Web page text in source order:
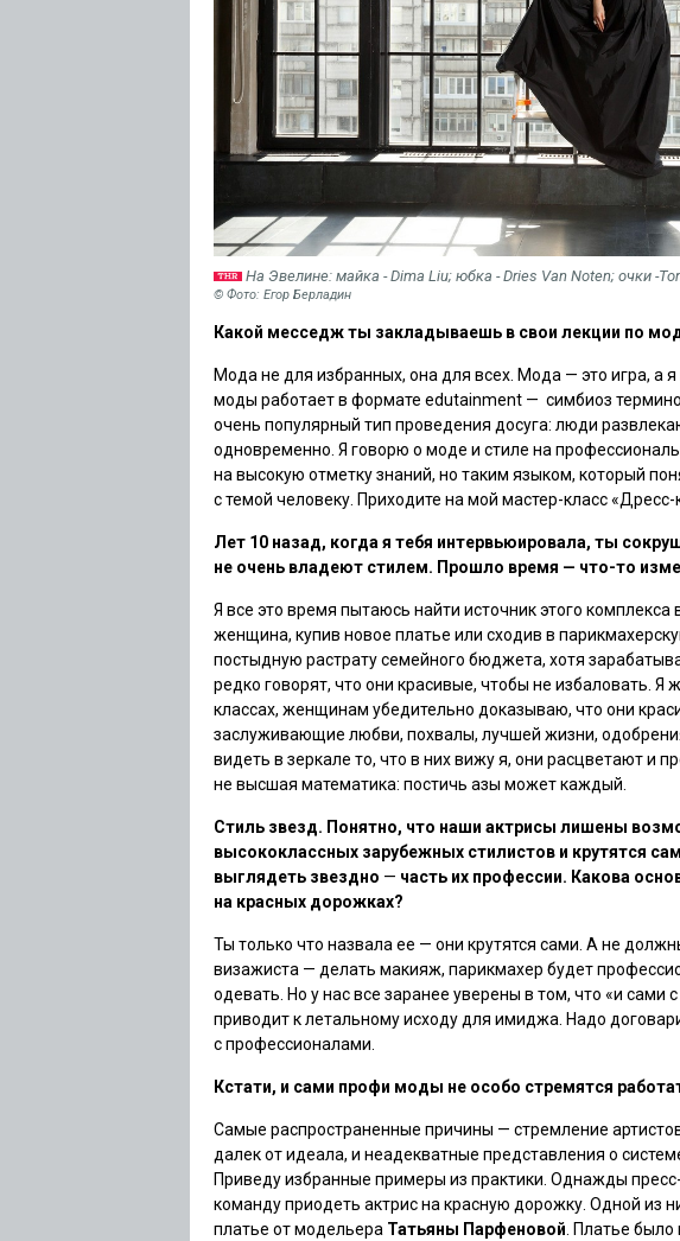
На Эвелине: майка - Dima Liu; юбка - Dries Van Noten; очки -
© Фото: Егор Берладин
Какой месседж ты закладываешь в свои лекции по
Мода не для избранных, она для всех. Мода — это игра, а
моды работает в формате edutainment — симбиоз
очень популярный тип проведения досуга: люди
одновременно. Я говорю о моде и стиле на
на высокую отметку знаний, но таким языком, который
с темой человеку. Приходите на мой мастер-класс
Лет 10 назад, когда я тебя интервьюировала, ты
не очень владеют стилем. Прошло время — что-то
Я все это время пытаюсь найти источник этого
женщина, купив новое платье или сходив в
постыдную растрату семейного бюджета, хотя
редко говорят, что они красивые, чтобы не избаловать. Я
классах, женщинам убедительно доказываю, что они
заслуживающие любви, похвалы, лучшей жизни,
видеть в зеркале то, что в них вижу я, они расцветают и
не высшая математика: постичь азы может каждый.
Стиль звезд. Понятно, что наши актрисы лишены
высококлассных зарубежных стилистов и крутятся
выглядеть звездно — часть их профессии. Какова
на красных дорожках?
Ты только что назвала ее — они крутятся сами. А не
визажиста — делать макияж, парикмахер будет
одевать. Но у нас все заранее уверены в том, что «и сами
приводит к летальному исходу для имиджа. Надо
с профессионалами.
Кстати, и сами профи моды не особо стремятся
Самые распространенные причины — стремление
далек от идеала, и неадекватные представления о
Приведу избранные примеры из практики. Однажды
команду приодеть актрис на красную дорожку. Одной из
платье от модельера Татьяны Парфеновой . Платье